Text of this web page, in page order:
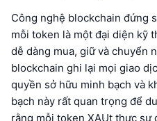
Công nghệ blockchain đứng
mỗi token là một đại diện kỹ
dễ dàng mua, giữ và chuyển
blockchain ghi lại mọi giao
quyền sở hữu minh bạch và
bạch này rất quan trọng để
rằng mỗi token XAUt thực sự